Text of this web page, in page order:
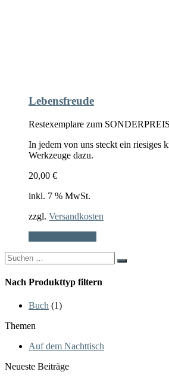
Lebensfreude
Restexemplare zum
In jedem von uns steckt ein riesiges
Werkzeuge dazu.
20,00 €
inkl. 7 % MwSt.
zzgl. Versandkosten
Search
for:
Nach Produkttyp filtern
Buch (1)
Themen
Auf dem Nachttisch
Neueste Beiträge